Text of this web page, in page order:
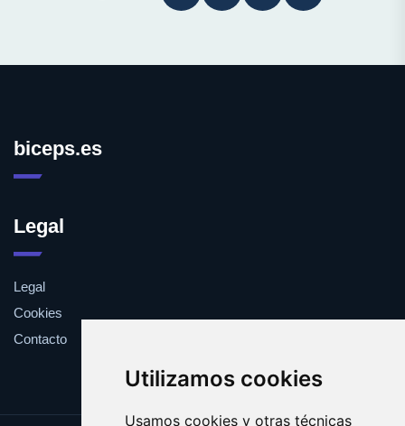
Utilizamos cookies
Usamos cookies y otras técnicas
biceps.es
Legal
Legal
Cookies
Contacto